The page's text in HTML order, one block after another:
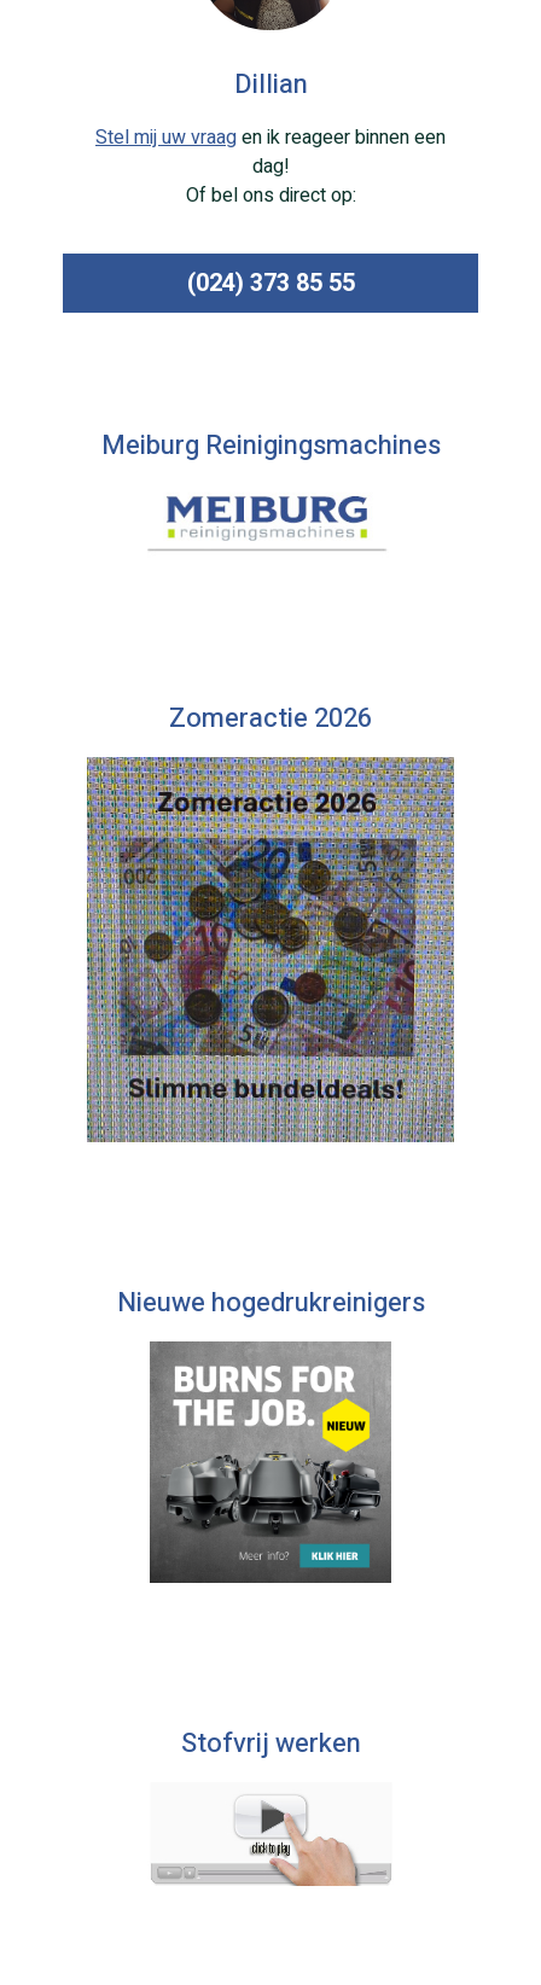
Dillian
Stel mij uw vraagen ik reageer binnen een
dag!
Of bel ons direct op:
(024) 373 85 55
Meiburg Reinigingsmachines
Zomeractie 2026
Nieuwe hogedrukreinigers
Stofvrij werken